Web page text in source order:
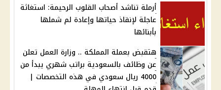
أرملة تناشد أصحاب القلوب الرحيمة: استغاثة
عاجلة لإنقاذ حياتها وإعادة لم شملها
بأبنائها
هتقبض بعملة المملكة .. وزارة العمل تعلن
عن وظائف بالسعودية براتب شهري يبدأ من
4000 ريال سعودي في هذه التخصصات |